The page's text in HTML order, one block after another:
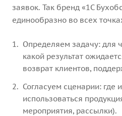
заявок. Так бренд «1С
единообразно во всех
Определяем задачу: для
какой результат
возврат клиентов,
Согласуем сценарии: где
использоваться
мероприятия, рассылки).